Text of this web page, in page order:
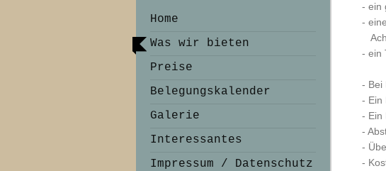
Home
Was wir bieten
Preise
Belegungskalender
Galerie
Interessantes
Impressum / Datenschutz
- ein
-
- ein
- Bei
- Ein
- Ein
-
-
-